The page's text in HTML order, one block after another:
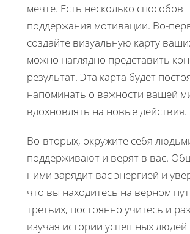
мечте. Есть несколько способов
поддержания мотивации. Во-
создайте визуальную карту
можно наглядно представить
результат. Эта карта будет
напоминать о важности вашей
вдохновлять на новые действия.
Во-вторых, окружите себя
поддерживают и верят в вас.
ними зарядит вас энергией и
что вы находитесь на верном
третьих, постоянно учитесь и
изучая истории успешных людей